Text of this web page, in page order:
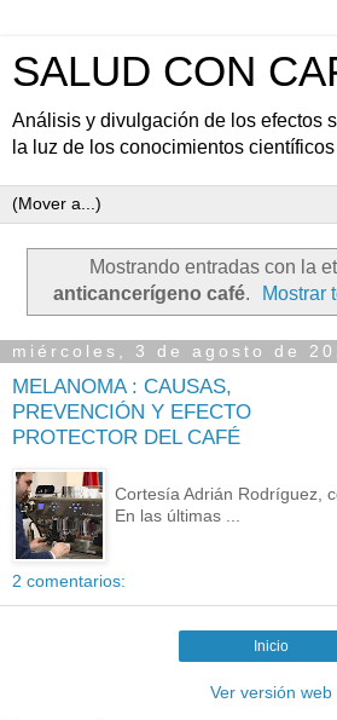
SALUD CON
Análisis y divulgación de los efectos
la luz de los conocimientos
Mostrando entradas con la
anticancerígeno café. Mostrar
miércoles, 3 de agosto de
MELANOMA : CAUSAS,
PREVENCIÓN Y EFECTO
PROTECTOR DEL CAFÉ
Cortesía Adrián Rodríguez,
En las últimas ...
2 comentarios:
Inicio
Ver versión web